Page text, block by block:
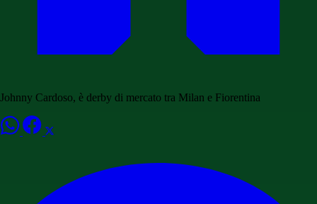
Johnny Cardoso, è derby di mercato tra Milan e Fiorentina